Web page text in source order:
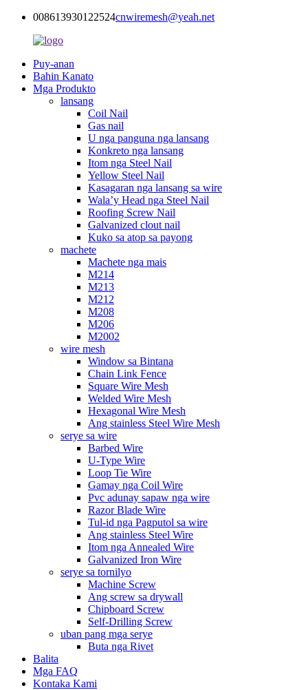
008613930122524cnwiremesh@yeah.net
Puy-anan
Bahin Kanato
Mga Produkto
lansang
Coil Nail
Gas nail
U nga panguna nga lansang
Konkreto nga lansang
Itom nga Steel Nail
Yellow Steel Nail
Kasagaran nga lansang sa wire
Wala’y Head nga Steel Nail
Roofing Screw Nail
Galvanized clout nail
Kuko sa atop sa payong
machete
Machete nga mais
M214
M213
M212
M208
M206
M2002
wire mesh
Window sa Bintana
Chain Link Fence
Square Wire Mesh
Welded Wire Mesh
Hexagonal Wire Mesh
Ang stainless Steel Wire Mesh
serye sa wire
Barbed Wire
U-Type Wire
Loop Tie Wire
Gamay nga Coil Wire
Pvc adunay sapaw nga wire
Razor Blade Wire
Tul-id nga Pagputol sa wire
Ang stainless Steel Wire
Itom nga Annealed Wire
Galvanized Iron Wire
serye sa tornilyo
Machine Screw
Ang screw sa drywall
Chipboard Screw
Self-Drilling Screw
uban pang mga serye
Buta nga Rivet
Balita
Mga FAQ
Kontaka Kami